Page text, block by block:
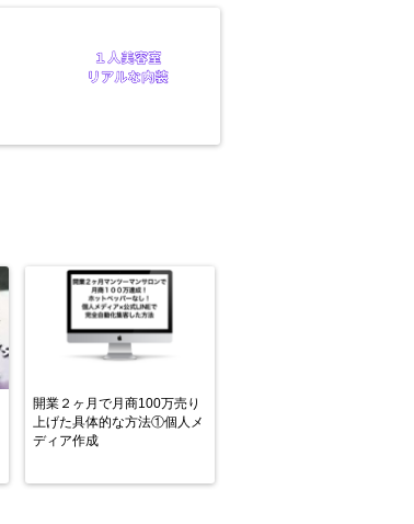
開業２ヶ月で月商100万売り
上げた具体的な方法①個人メ
ディア作成